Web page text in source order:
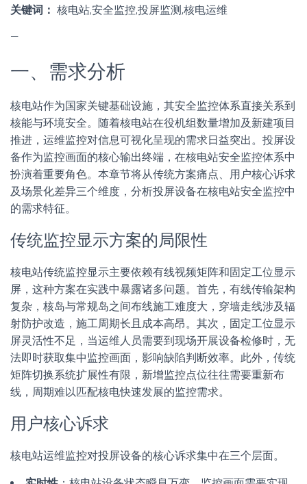
关键词： 核电站,安全监控,投屏监测,核电运维
—
一、需求分析
核电站作为国家关键基础设施，其安全监控体系直接关系到
核能与环境安全。随着核电站在役机组数量增加及新建项目
推进，运维监控对信息可视化呈现的需求日益突出。投屏设
备作为监控画面的核心输出终端，在核电站安全监控体系中
扮演着重要角色。本章节将从传统方案痛点、用户核心诉求
及场景化差异三个维度，分析投屏设备在核电站安全监控中
的需求特征。
传统监控显示方案的局限性
核电站传统监控显示主要依赖有线视频矩阵和固定工位显示
屏，这种方案在实践中暴露诸多问题。首先，有线传输架构
复杂，核岛与常规岛之间布线施工难度大，穿墙走线涉及辐
射防护改造，施工周期长且成本高昂。其次，固定工位显示
屏灵活性不足，当运维人员需要到现场开展设备检修时，无
法即时获取集中监控画面，影响缺陷判断效率。此外，传统
矩阵切换系统扩展性有限，新增监控点位往往需要重新布
线，周期难以匹配核电快速发展的监控需求。
用户核心诉求
核电站运维监控对投屏设备的核心诉求集中在三个层面。